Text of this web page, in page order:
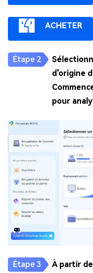
ACHETER
d'origine
pour
À partir